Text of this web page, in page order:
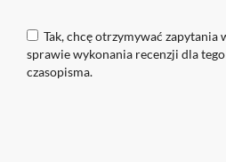
Tak, chcę otrzymywać zapytania w
sprawie wykonania recenzji dla tego
czasopisma.